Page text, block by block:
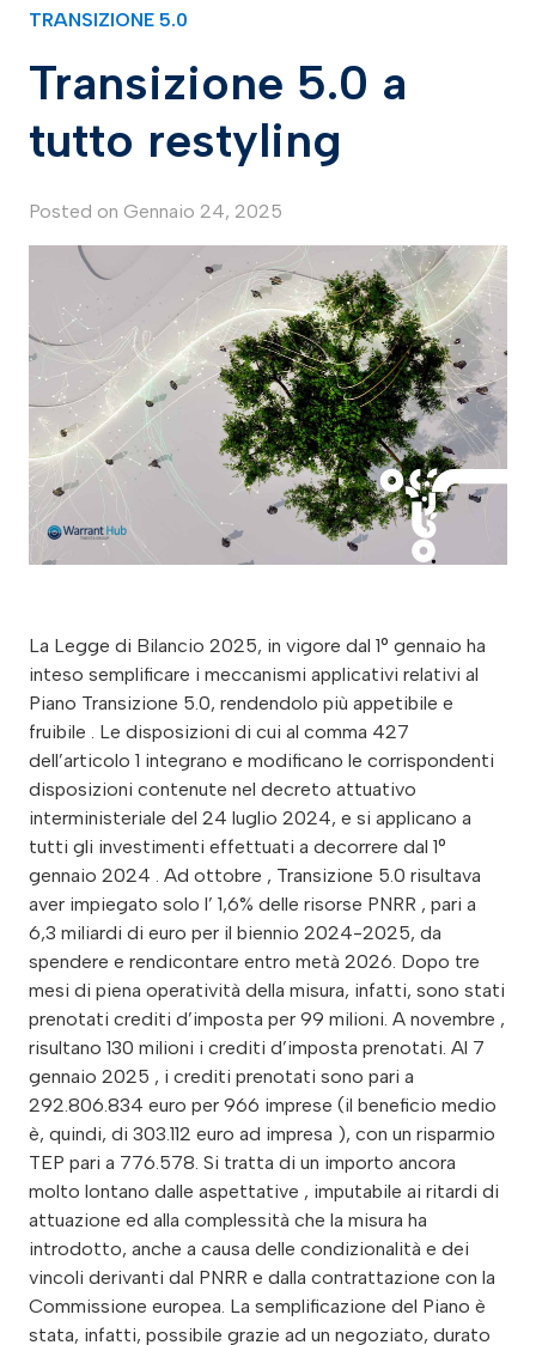
TRANSIZIONE 5.0
Transizione 5.0 a
tutto restyling
Posted on Gennaio 24, 2025
La Legge di Bilancio 2025, in vigore dal 1° gennaio ha inteso semplificare i meccanismi applicativi relativi al Piano Transizione 5.0, rendendolo più appetibile e fruibile . Le disposizioni di cui al comma 427 dell’articolo 1 integrano e modificano le corrispondenti disposizioni contenute nel decreto attuativo interministeriale del 24 luglio 2024, e si applicano a tutti gli investimenti effettuati a decorrere dal 1° gennaio 2024 . Ad ottobre , Transizione 5.0 risultava aver impiegato solo l’ 1,6% delle risorse PNRR , pari a 6,3 miliardi di euro per il biennio 2024-2025, da spendere e rendicontare entro metà 2026. Dopo tre mesi di piena operatività della misura, infatti, sono stati prenotati crediti d’imposta per 99 milioni. A novembre , risultano 130 milioni i crediti d’imposta prenotati. Al 7 gennaio 2025 , i crediti prenotati sono pari a 292.806.834 euro per 966 imprese (il beneficio medio è, quindi, di 303.112 euro ad impresa ), con un risparmio TEP pari a 776.578. Si tratta di un importo ancora molto lontano dalle aspettative , imputabile ai ritardi di attuazione ed alla complessità che la misura ha introdotto, anche a causa delle condizionalità e dei vincoli derivanti dal PNRR e dalla contrattazione con la Commissione europea. La semplificazione del Piano è stata, infatti, possibile grazie ad un negoziato, durato svariati mesi, con la Commissione europea, conclusosi favorevolmente , salvo per quanto concerne i vincoli DNSH, ossia relativi al principio Do No Significant Harm , che informa di sé il PNRR. Il DNSH prevede che gli interventi previsti dai PNRR nazionali non arrechino nessun danno significativo all’ambiente e, su Transizione 5.0, trova una declinazione particolarmente severa. Al riguardo, il confronto con Bruxelles sta proseguendo; eventuali novità potrebbero non arrivare nel brevissimo periodo: occorre attendere marzo come probabile finestra utile per rimodulare i limiti esistenti. É in corso di elaborazione un aggiornamento del Decreto attuativo 5.0 , che tenga conto delle più recenti modifiche, applicabili retroattivamente. Si auspica che i contenuti del Decreto vengano definiti entro il mese corrente; occorrerà poi una concertazione tra le istituzioni. Ad ogni buon conto, è attualmente possibile continuare a prenotare il beneficio 5.0, senza in alcun modo dover attendere l’adeguamento delle disposizioni attuative. Qui di seguito, tutte le novità previste dalla Manovra finanziaria ed attualmente in cantiere. La misura del beneficio L’intensità del beneficio deriva dalla coniugazione tra scaglioni di investimento e classi di efficientamento energetico conseguibile in virtù del progetto di innovazione. Nelle interlocuzioni con Bruxelles, non è stato avallato un potenziamento delle aliquote , ma risulta ridotto il numero degli scaglioni di investimento , che da 2 passano a 3: allo scaglione sino a 10 milioni di investimenti (scaglione che copre la maggior parte degli investimenti, per impresa) si applicano le aliquote più favorevoli del primo scaglione. L’ innalzamento da 2,5 a 10 milioni per il primo scaglione , ossia quello maggiormente premiante , consente di ottenere il Credito d’imposta più elevato per 7,5 milioni di investimenti in più, per ogni anno di completamento del progetto di innovazione, su un massimo di 50 milioni. Come si ricorderà, sino al 2024 si contavano 9 aliquote , derivanti da 3 scaglioni di investimento e 3 classi di efficientamento energetico. Attualmente, vi sono invece 6 aliquote che si rendono applicabili ab origine . La possibilità di fruizione del Credito d’imposta con le nuove aliquote di cui al comma 427, in relazione ai progetti di investimento ammessi a prenotazione dal 1° gennaio 2024 fino alla data di entrata in vigore della Legge di Bilancio 2025 è subordinata all’invio di apposita comunicazione del GSE Spa sulla base della disponibilità delle risorse programmate. Impianti fotovoltaici Si intensificano , inoltre, le maggiorazioni da applicare agli impianti fotovoltaici agevolabili, che possono essere incentivati sino al 67,5% , contro il 63% previgente. È, infatti, possibile maggiorare la base di calcolo del Credito d’imposta: al 130% per i moduli fotovoltaici made in UE con un’efficienza a livello di modulo almeno pari al 21,5% , che prima della modifica introdotta dalla Legge di Bilancio non godevano di alcuna maggiorazione. Si tratta dei moduli di cui al Registro dell’ENEA – Categoria A; al 140% (precedentemente al 120%) per i moduli fotovoltaici con celle, entrambi prodotti in UE, con un’efficienza a livello di cella almeno pari al 23,5% . Si tratta dei moduli di cui al Registro dell’ENEA – Categoria B; al 150% (in precedenza al 140%) per i moduli prodotti in UE composti da celle bifacciali ad eterogiunzione di silicio o tandem prodotte in UE con un’efficienza di cella almeno pari al 24% . Si tratta dei moduli di cui al Registro dell’ENEA – Categoria C. Secondo quanto riferito dal Dottor Calabrò del MIMIT, ad un recente convegno, sino ad oggi non è stata registrata una domanda significativa sul fotovoltaico (solo pochi punti percentuali del totale), sia a causa di una strozzatura dell’offerta sia a causa della forte concorrenza asiatica che rende poco competitivo il prezzo applicato dai produttori comunitari, a cui è necessario rivolgersi quale condizione di agevolabilità. Per questo, si è cercato di rendere maggiormente attrattivo il beneficio, soprattutto per il Registro dell’ENEA – Categoria A (moduli fotovoltaici con efficienza almeno pari al 21,5%), a cui afferiscono gli unici produttori ad oggi iscritti nel Registro dell’ENEA (qui (https://webapps.enea.it/rfvp.nsf/) l’elenco delle iscrizioni). Peraltro, in generale, dalle indagini effettuate, la maggior parte di produttori è idoneo all’iscrizione al Registro dell’ENEA – Categoria A. Pertanto, è prevista una maggiorazione anche per i moduli di cui alla predetta Categoria A, per cui prima non era prevista alcuna maggiorazione, e sono state potenziate le maggiorazioni per le ulteriori Categorie. Il cumulo Sono finalmente venuti meno i vincoli preesistenti , alcuni dei quali erano stati imposti da Bruxelles (divieto di cumulo con incentivi finanziati da risorse comunitarie , in virtù delle regole del PNRR) ed altri erano stati introdotti dal legislatore italiano (divieto di cumulo con il Credito d’imposta ZES UNICA e ZLS , previsto in quanto tali ultimi incentivi consentono di raggiungere contributi già molto elevati). Vi è stato un intenso negoziato con la Commissione europea , con cui si è giunti ad un’apertura significativa nel panorama PNRR, in virtù della quale non è possibile il doppio finanziamento, ma è possibile il cumulo tra incentivi. In forza dell’attuale formulazione, il Credito d’imposta Transizione 5.0 non è cumulabile, in relazione ai medesimi costi ammissibili, con il Credito d’imposta per investimenti in beni nuovi strumentali 4.0. Il Credito d’imposta è, invece, cumulabile con altre agevolazioni che abbiano ad oggetto i medesimi costi, a condizione che tale cumulo, tenuto conto anche della non concorrenza alla formazione del reddito e della base imponibile dell’imposta regionale sulle attività, non porti al superamento del costo sostenuto. Il Credito d’imposta 5.0 è cumulabile con il Credito per investimenti nella Zona economica speciale per il Mezzogiorno-ZES unica e nella Zona logistica semplificata (ZLS). Al riguardo, preme ricordare che, per il Credito d’imposta ZES UNICA e ZLS si applica l’articolo 14 del Regolamento di esenzione che, al paragrafo 14, prevede che “ Il beneficiario dell’aiuto deve apportare un contributo finanziario pari almeno al 25 % dei costi ammissibili , o attraverso risorse proprie o mediante finanziamento esterno, in una forma priva di qualsiasi sostegno pubblico .” Pertanto, occorre considerare che almeno 1/4 del totale delle spese ammissibili ai fini del Credito d’imposta ZES UNICA e ZLS non deve essere oggetto di agevolazioni pubbliche . Il bonus 5.0 è cumulabile con ulteriori agevolazioni previste nell’ambito dei programmi e degli strumenti dell’Unione europea , a condizione che il sostegno non copra le medesime quote di costo dei singoli investimenti del progetto di innovazione. Dall’applicazione di tale disposizione non può in ogni caso discendere il riconoscimento di un beneficio superiore al costo sostenuto. Ai fini di Transizione 5.0 dovrebbero essere in corso di definizione le modalità di cumulo, ossia se la base di calcolo debba essere assunta al lordo dell’altro incentivo (con base di calcolo sempre al 100%) o al netto (con beneficio applicato sulla base di calcolo residuale). A parere di chi scrive, dovrebbe essere applicato lo stesso criterio previsto da Agenzia delle Entrate per il Credito d’imposta per investimenti in beni strumentali 4.0: l’importo complessivo dei costi ammissibili deve essere assunto al lordo dei contributi agli stessi correlati, cioè per il loro intero ammontare. Non è possibile escludere, tuttavia, che il Ministero possa orientarsi nel senso della nettizzazione (così come previsto dalla Legge di Bilancio 2020 per il Credito d’imposta per investimenti in R&S Innovazione e Design), ma non vi è ufficialità, allo stato attuale. Semplificazioni procedurali Si tratta della novità più attesa, in virtù della quale vi è una presunzione di risparmio energetico , in due casi: progetti realizzati tramite ESCo, in presenza di un contratto EPC (Energy Performance Contract) nel quale sia espressamente previsto l’impegno a conseguire il raggiungimento di una riduzione dei consumi energetici della struttura produttiva localizzata nel territorio nazionale non inferiore al 3% o, in alternativa, una riduzione dei consumi energetici dei processi interessati dall’investimento non inferiore al 5%; oppure in caso di sostituzione di beni strumentali materiali 4.0 “ caratterizzati da un miglioramento dell’efficienza energetica verificabile sulla base di quanto previsto da norme di settore ovvero di prassi ” che hanno terminato il periodo di ammo